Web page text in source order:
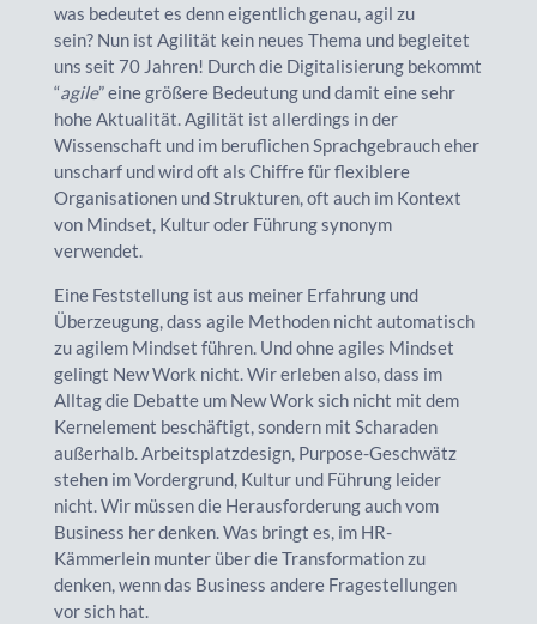
was bedeutet es denn eigentlich genau, agil zu
sein? Nun ist Agilität kein neues Thema und begleitet
uns seit 70 Jahren! Durch die Digitalisierung bekommt
“agile” eine größere Bedeutung und damit eine sehr
hohe Aktualität. Agilität ist allerdings in der
Wissenschaft und im beruflichen Sprachgebrauch eher
unscharf und wird oft als Chiffre für flexiblere
Organisationen und Strukturen, oft auch im Kontext
von Mindset, Kultur oder Führung synonym
verwendet.
Eine Feststellung ist aus meiner Erfahrung und
Überzeugung, dass agile Methoden nicht automatisch
zu agilem Mindset führen. Und ohne agiles Mindset
gelingt New Work nicht. Wir erleben also, dass im
Alltag die Debatte um New Work sich nicht mit dem
Kernelement beschäftigt, sondern mit Scharaden
außerhalb. Arbeitsplatzdesign, Purpose-Geschwätz
stehen im Vordergrund, Kultur und Führung leider
nicht. Wir müssen die Herausforderung auch vom
Business her denken. Was bringt es, im HR-
Kämmerlein munter über die Transformation zu
denken, wenn das Business andere Fragestellungen
vor sich hat.